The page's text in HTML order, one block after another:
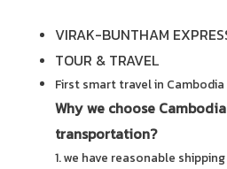
VIRAK-BUNTHAM
TOUR & TRAVEL
First smart travel in Cambodia
Why we choose
transportation?
1. we have reasonable